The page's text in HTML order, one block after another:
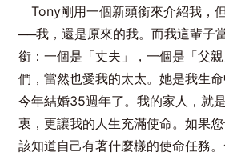
Tony剛用一個新頭銜來介紹我，
──我，還是原來的我。而我這輩子
銜：一個是「丈夫」，一個是「父
們，當然也愛我的太太。她是我生
今年結婚35週年了。我的家人，就
衷，更讓我的人生充滿使命。如果
該知道自己有著什麼樣的使命任務